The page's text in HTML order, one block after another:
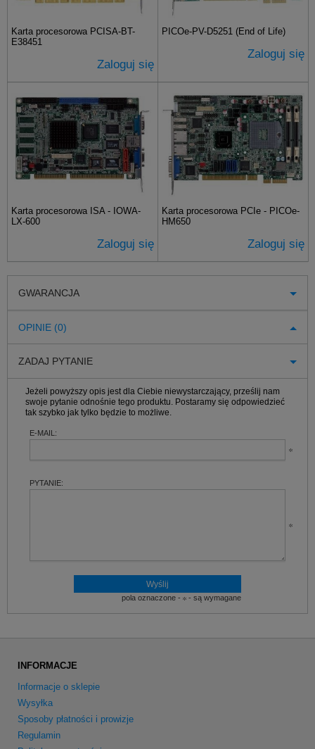
Karta procesorowa PCISA-BT-
E38451
Zaloguj się
PICOe-PV-D5251 (End of Life)
Zaloguj się
Karta procesorowa ISA - IOWA-
LX-600
Zaloguj się
Karta procesorowa PCIe - PICOe-
HM650
Zaloguj się
GWARANCJA
OPINIE (0)
ZADAJ PYTANIE
Jeżeli powyższy opis jest dla Ciebie niewystarczający, prześlij nam
swoje pytanie odnośnie tego produktu. Postaramy się odpowiedzieć
tak szybko jak tylko będzie to możliwe.
E-MAIL:
PYTANIE:
pola oznaczone - - są wymagane
INFORMACJE
Informacje o sklepie
Wysyłka
Sposoby płatności i prowizje
Regulamin